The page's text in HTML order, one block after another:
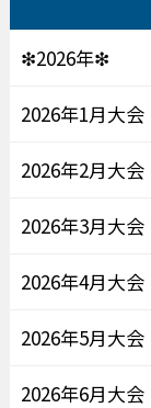
❇2026年❇
2026年1月大会
2026年2月大会
2026年3月大会
2026年4月大会
2026年5月大会
2026年6月大会